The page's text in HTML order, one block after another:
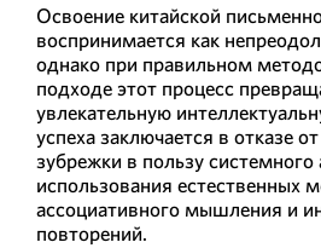
Освоение китайской
воспринимается как
однако при правильном
подходе этот процесс
увлекательную
успеха заключается в отказе
зубрежки в пользу системного
использования естественных
ассоциативного мышления и
повторений.